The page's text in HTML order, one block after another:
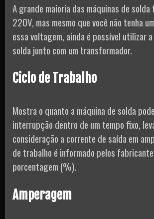
A grande maioria das máquinas de solda
220V, mas mesmo que você não tenha
essa voltagem, ainda é possível utilizar
solda junto com um transformador.
Ciclo de Trabalho
Mostra o quanto a máquina de solda
interrupção dentro de um tempo fixo,
consideração a corrente de saída em
de trabalho é informado pelos
porcentagem (%).
Amperagem